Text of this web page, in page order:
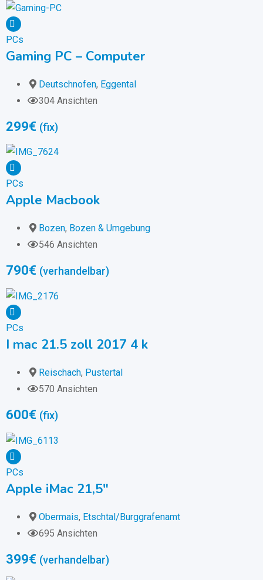
PCs
Gaming PC – Computer
Deutschnofen, Eggental
304 Ansichten
299€ (fix)
PCs
Apple Macbook
Bozen, Bozen & Umgebung
546 Ansichten
790€ (verhandelbar)
PCs
I mac 21.5 zoll 2017 4 k
Reischach, Pustertal
570 Ansichten
600€ (fix)
PCs
Apple iMac 21,5″
Obermais, Etschtal/Burggrafenamt
695 Ansichten
399€ (verhandelbar)